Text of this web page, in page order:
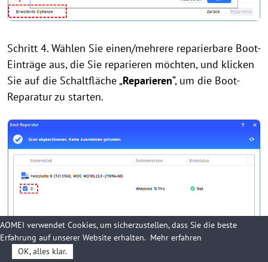
Schritt 4. Wählen Sie einen/mehrere reparierbare Boot-
Einträge aus, die Sie reparieren möchten, und klicken
Sie auf die Schaltfläche „Reparieren“, um die Boot-
Reparatur zu starten.
AOMEI verwendet Cookies, um sicherzustellen, dass Sie die beste
Erfahrung auf unserer Website erhalten. Mehr erfahren
OK, alles klar.